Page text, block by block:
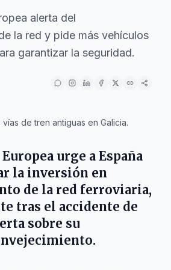
alerta del
la red y pide más vehículos
garantizar la seguridad.
de tren antiguas en Galicia.
urge a España
la inversión en
de la red ferroviaria,
tras el accidente de
sobre su